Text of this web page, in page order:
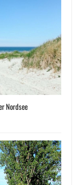
Nordsee